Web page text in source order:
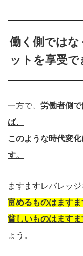
働く側ではな
ットを享受で
一方で、 労働者側
ば、
このような時代変
す。
ますますレバレッ
富めるものはますま
貧しいものはます
ょう。